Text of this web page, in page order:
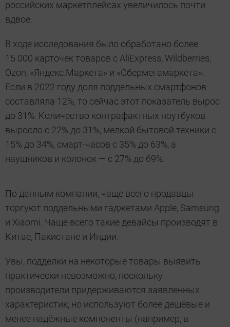
российских маркетплейсах увеличилось почти
вдвое.
В ходе исследования было обработано более
15 000 карточек товаров с AliExpress, Wildberries,
Ozon, «Яндекс.Маркета» и «Сбермегамаркета».
Если в 2022 году доля поддельных смартфонов
составляла 12%, то сейчас этот показатель вырос
до 31%. Количество контрафактных ноутбуков
выросло с 22% до 31%, мелкой бытовой техники с
15% до 34%, смарт-часов с 35% до 63%, а
наушников и колонок — с 27% до 69%.
По данным компании, чаще всего продавцы
торгуют поддельными гаджетами Apple, Samsung
и Xiaomi. Чаще всего такие девайсы производят в
Китае, Пакистане и Индии.
Увы, подделки на некоторые товары выявить
практически невозможно, поскольку
производители придерживаются заявленных
характеристик, но используют более дешёвые и
менее надёжные компоненты (например, в